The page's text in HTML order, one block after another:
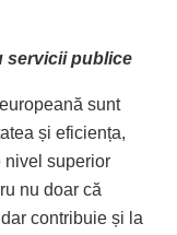
servicii publice
sunt
și eficiența,
nivel superior
nu doar că
contribuie și la